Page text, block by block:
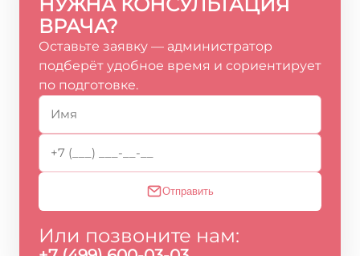
ВРАЧА?
Оставьте заявку — администратор
подберёт удобное время и сориентирует
по подготовке.
Отправить
Или позвоните нам: